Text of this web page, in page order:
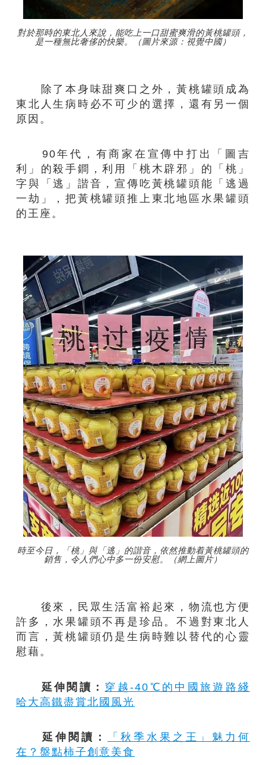
對於那時的東北人來說，能吃上一口甜蜜爽滑的黃桃罐頭，
是一種無比奢侈的快樂。（圖片來源：視覺中國）
除了本身味甜爽口之外，黃桃罐頭成為
東北人生病時必不可少的選擇，還有另一個
原因。
90年代，有商家在宣傳中打出「圖吉
利」的殺手鐧，利用「桃木辟邪」的「桃」
字與「逃」諧音，宣傳吃黃桃罐頭能「逃過
一劫」，把黃桃罐頭推上東北地區水果罐頭
的王座。
時至今日，「桃」與「逃」的諧音，依然推動着黃桃罐頭的
銷售，令人們心中多一份安慰。（網上圖片）
後來，民眾生活富裕起來，物流也方便
許多，水果罐頭不再是珍品。不過對東北人
而言，黃桃罐頭仍是生病時難以替代的心靈
慰藉。
延伸閱讀： 穿越-40℃的中國旅遊路綫
哈大高鐵盡賞北國風光
延伸閱讀：
「秋季水果之王」魅力何
在？盤點柿子創意美食